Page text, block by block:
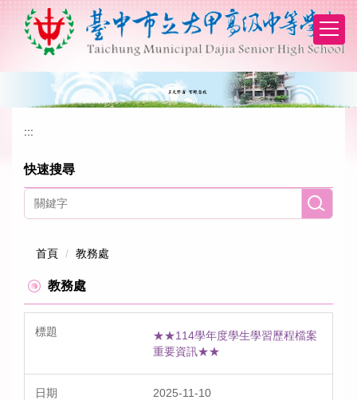
:::
快速搜尋
首頁 教務處
教務處
★★114學年度學生學習歷程檔案
重要資訊★★
2025-11-10